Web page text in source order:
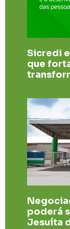
Sicredi
que
poderá
Jesuíta